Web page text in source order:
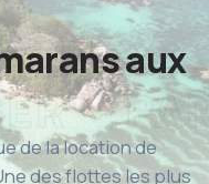
aux
de la location de
des flottes les plus